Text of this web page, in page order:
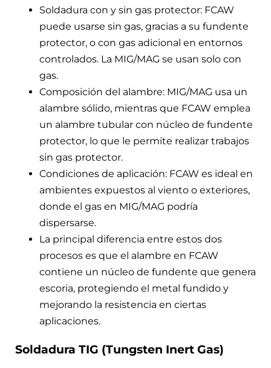
Soldadura con y sin gas protector: FCAW
puede usarse sin gas, gracias a su fundente
protector, o con gas adicional en entornos
controlados. La MIG/MAG se usan solo con
gas.
Composición del alambre: MIG/MAG usa un
alambre sólido, mientras que FCAW emplea
un alambre tubular con núcleo de fundente
protector, lo que le permite realizar trabajos
sin gas protector.
Condiciones de aplicación: FCAW es ideal en
ambientes expuestos al viento o exteriores,
donde el gas en MIG/MAG podría
dispersarse.
La principal diferencia entre estos dos
procesos es que el alambre en FCAW
contiene un núcleo de fundente que genera
escoria, protegiendo el metal fundido y
mejorando la resistencia en ciertas
aplicaciones.
Soldadura TIG (Tungsten Inert Gas)